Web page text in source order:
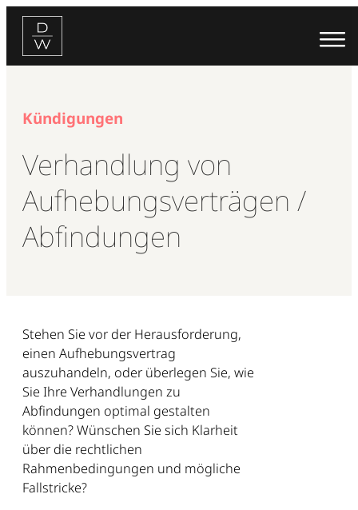
Zum
Inhalt
springen
Kündigungen
Verhandlung von
Aufhebungsverträgen /
Abfindungen
Stehen Sie vor der Herausforderung,
einen Aufhebungsvertrag
auszuhandeln, oder überlegen Sie, wie
Sie Ihre Verhandlungen zu
Abfindungen optimal gestalten
können? Wünschen Sie sich Klarheit
über die rechtlichen
Rahmenbedingungen und mögliche
Fallstricke?